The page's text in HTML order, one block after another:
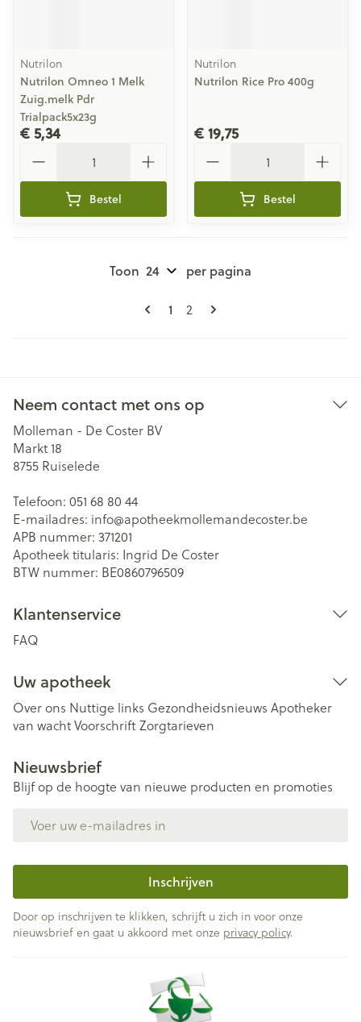
Nutrilon
Nutrilon Omneo 1 Melk
Zuig.melk Pdr
Trialpack5x23g
€ 5,34
Bestel
Nutrilon
Nutrilon Rice Pro 400g
€ 19,75
Bestel
Pagina's
U lees momenteel pagina
1 Pagina
2
Toon per pagina
Neem contact met ons op
Molleman - De Coster BV
Markt 18
8755 Ruiselede
Telefoon: 051 68 80 44
E-mailadres: info@apotheekmollemandecoster.be
APB nummer: 371201
Apotheek titularis: Ingrid De Coster
BTW nummer: BE0860796509
Klantenservice
FAQ
Uw apotheek
Over ons Nuttige links Gezondheidsnieuws Apotheker
van wachtVoorschriftZorgtarieven
Nieuwsbrief
Blijf op de hoogte van nieuwe producten en promoties
Inschrijven
Door op inschrijven te klikken, schrijft u zich in voor onze
nieuwsbrief en gaat u akkoord met onze privacy policy.